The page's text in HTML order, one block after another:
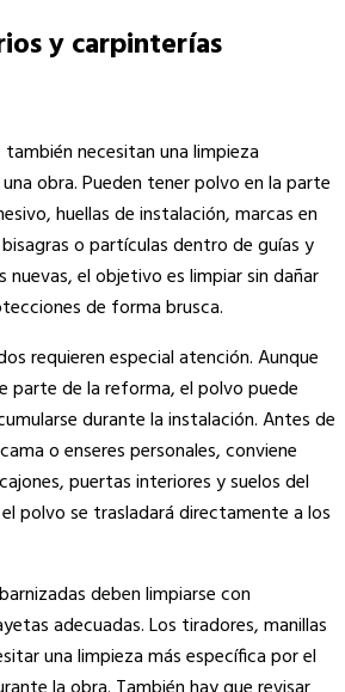
y carpinterías
necesitan una limpieza
obra. Pueden tener polvo en la parte
huellas de instalación, marcas en
o partículas dentro de guías y
nuevas, el objetivo es limpiar sin dañar
de forma brusca.
requieren especial atención. Aunque
parte de la reforma, el polvo puede
durante la instalación. Antes de
o enseres personales, conviene
puertas interiores y suelos del
polvo se trasladará directamente a los
deben limpiarse con
adecuadas. Los tiradores, manillas
una limpieza más específica por el